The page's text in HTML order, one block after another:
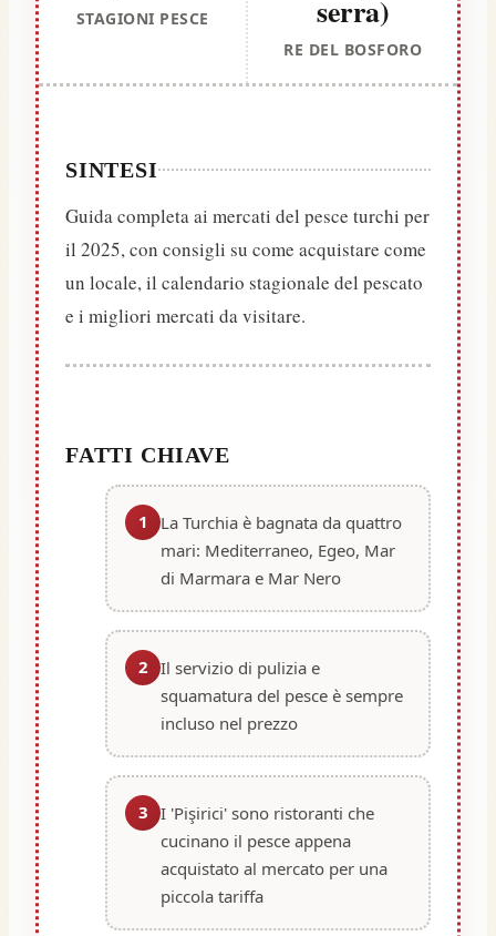
STAGIONI PESCE serra)
RE DEL BOSFORO
SINTESI
Guida completa ai mercati del pesce turchi per
il 2025, con consigli su come acquistare come
un locale, il calendario stagionale del pescato
e i migliori mercati da visitare.
FATTI CHIAVE
1
La Turchia è bagnata da quattro
mari: Mediterraneo, Egeo, Mar
di Marmara e Mar Nero
2 Il servizio di pulizia e
squamatura del pesce è sempre
incluso nel prezzo
3 I 'Pişirici' sono ristoranti che
cucinano il pesce appena
acquistato al mercato per una
piccola tariffa